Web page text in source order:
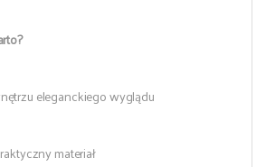
eleganckiego wyglądu
materiał